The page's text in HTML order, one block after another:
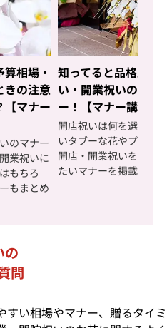
相場・
きの注意
【マナー
のマナー
業祝いに
もちろ
もまとめ
知ってると品格上が
い・開業祝いの最新
ー！【マナー講師イ
開店祝いは何を選ぶ？
いタブーな花やプレゼ
開店・開業祝いを贈る
たいマナーを掲載して
の
問
い相場やマナー、贈るタイミ